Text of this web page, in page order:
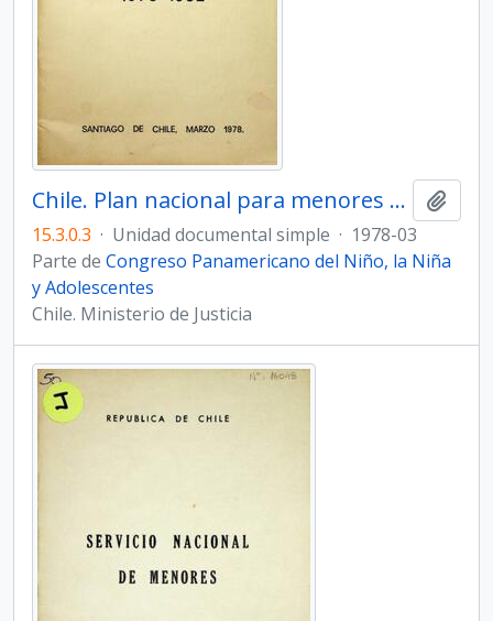
Chile. Plan nacional para menores 1978 - 1982
15.3.0.3 · Unidad documental simple · 1978-03
Parte de Congreso Panamericano del Niño, la Niña
y Adolescentes
Chile. Ministerio de Justicia